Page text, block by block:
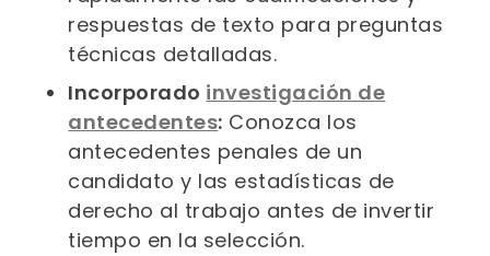
respuestas de texto para preguntas
técnicas detalladas.
Incorporado investigación de
antecedentes: Conozca los
antecedentes penales de un
candidato y las estadísticas de
derecho al trabajo antes de invertir
tiempo en la selección.